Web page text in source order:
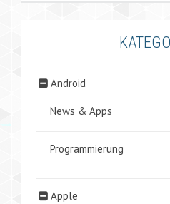
Android
News & Apps
Programmierung
Apple